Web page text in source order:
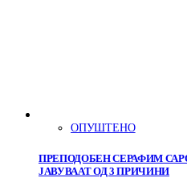
ОПУШТЕНО
ПРЕПОДОБЕН СЕРАФИМ
ЈАВУВААТ ОД 3 ПРИЧИНИ